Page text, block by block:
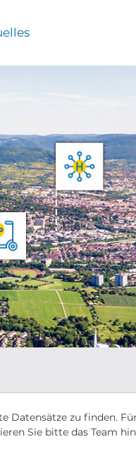
Datensätze zu finden.
Sie bitte das Team